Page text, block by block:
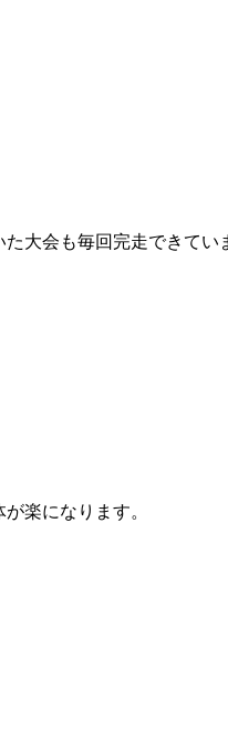
大会も毎回完走できてい
楽になります。